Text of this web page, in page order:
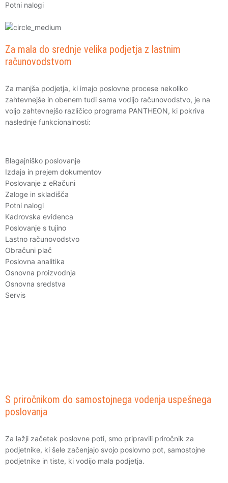
Potni nalogi
Za mala do srednje velika podjetja z lastnim
računovodstvom
Za manjša podjetja, ki imajo poslovne procese nekoliko
zahtevnejše in obenem tudi sama vodijo računovodstvo, je na
voljo zahtevnejšo različico programa PANTHEON, ki pokriva
naslednje funkcionalnosti:
Blagajniško poslovanje
Izdaja in prejem dokumentov
Poslovanje z eRačuni
Zaloge in skladišča
Potni nalogi
Kadrovska evidenca
Poslovanje s tujino
Lastno računovodstvo
Obračuni plač
Poslovna analitika
Osnovna proizvodnja
Osnovna sredstva
Servis
S priročnikom do samostojnega vodenja uspešnega
poslovanja
Za lažji začetek poslovne poti, smo pripravili priročnik za
podjetnike, ki šele začenjajo svojo poslovno pot, samostojne
podjetnike in tiste, ki vodijo mala podjetja.